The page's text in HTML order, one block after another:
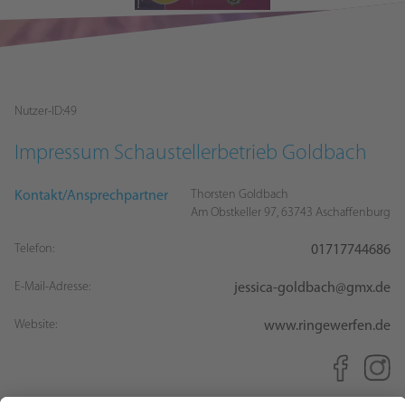
Nutzer-ID:49
Impressum Schaustellerbetrieb Goldbach
Kontakt/Ansprechpartner
Thorsten Goldbach
Am Obstkeller 97, 63743 Aschaffenburg
Telefon: 01717744686
E-Mail-Adresse: jessica-goldbach@gmx.de
Website: www.ringewerfen.de